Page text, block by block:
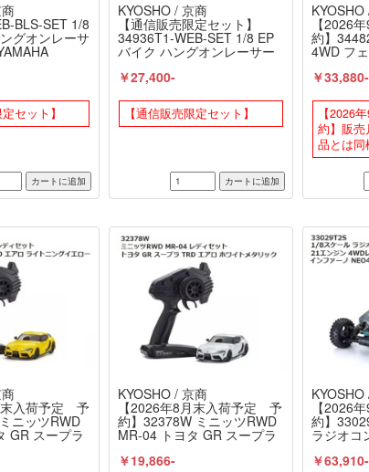
BLS-SET 1/8
グオンレーサ
セット】
KYOSHO / 京商
【通信販売限定セット】
34936T1-WEB-SET 1/8 EP
バイク ハングオンレーサー
1978 通販限定セット 京商
￥27,400-
【通信販売限定セット】
【2026
約】
4WD フ
ー レデ
￥33,880-
【2026
約】販
品とは
末入荷予定 予
ニッツRWD
GR スープラ
ット 京商 /
KYOSHO / 京商
【2026年8月末入荷予定 予
約】32378W ミニッツRWD
MR-04 トヨタ GR スープラ
ック レディセット 京商 /
￥19,866-
【2026
約】
ラジオコ
レディセ
￥63,910-